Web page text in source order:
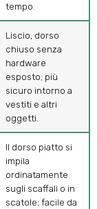
tempo.
Liscio, dorso
chiuso senza
hardware
esposto; più
sicuro intorno a
vestiti e altri
oggetti.
Il dorso piatto si
impila
ordinatamente
sugli scaffali o in
scatole; facile da